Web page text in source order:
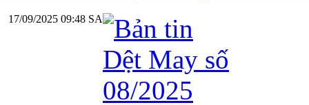
17/09/2025 09:48 SA